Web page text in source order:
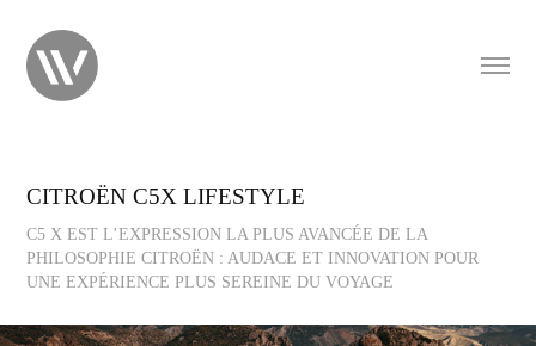
CITROËN C5X LIFESTYLE
C5 X EST L’EXPRESSION LA PLUS AVANCÉE DE LA
PHILOSOPHIE CITROËN : AUDACE ET INNOVATION POUR
UNE EXPÉRIENCE PLUS SEREINE DU VOYAGE